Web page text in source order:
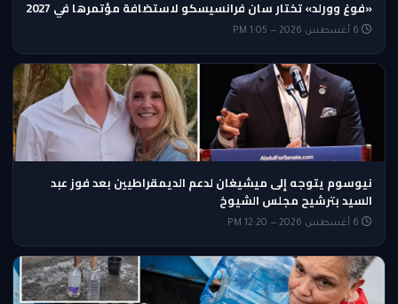
«فوغ وورلد» تختار سان فرانسيسكو لاستضافة مؤتمرها في 2027
نيوسوم يتوجه إلى ميشيغان لدعم الديمقراطيين بعد فوز عبد
السيد بترشيح مجلس الشيوخ